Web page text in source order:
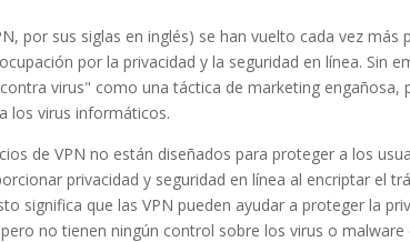
por sus siglas en inglés) se han vuelto cada vez
por la privacidad y la seguridad en línea. Sin
virus" como una táctica de marketing engañosa,
los virus informáticos.
de VPN no están diseñados para proteger a los
privacidad y seguridad en línea al encriptar el
significa que las VPN pueden ayudar a proteger la
no tienen ningún control sobre los virus o